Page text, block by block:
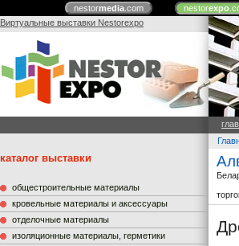
nestormedia.com nestorexpo
Виртуальные выставки Nestorexpo
каталог выставки
общестроительные материалы
кровельные материалы и аксессуары
отделочные материалы
изоляционные материалы, герметики